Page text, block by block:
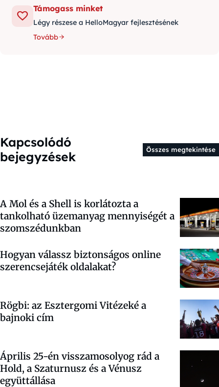
Támogass minket
Légy részese a HelloMagyar fejlesztésének
Tovább
Kapcsolódó
bejegyzések
Összes megtekintése
A Mol és a Shell is korlátozta a
tankolható üzemanyag mennyiségét a
szomszédunkban
Hogyan válassz biztonságos online
szerencsejáték oldalakat?
Rögbi: az Esztergomi Vitézeké a
bajnoki cím
Április 25-én visszamosolyog rád a
Hold, a Szaturnusz és a Vénusz
együttállása